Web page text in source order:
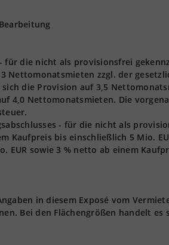
für die nicht als provisionsfrei
Nettomonatsmieten zzgl. der
die Provision auf 3,5
4,0 Nettomonatsmieten. Die
- für die nicht als
Kaufpreis bis einschließlich 5 Mio.
EUR sowie 3 % netto ab einem
in diesem Exposé vom
Bei den Flächengrößen handelt es